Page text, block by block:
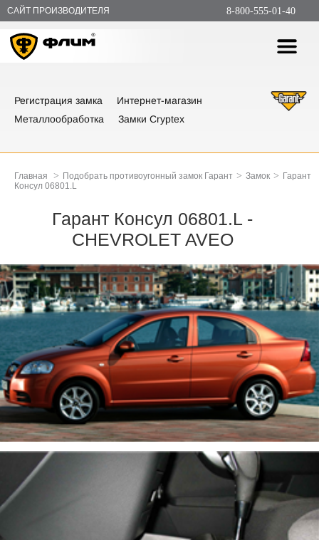
САЙТ ПРОИЗВОДИТЕЛЯ 8-800-555-01-40
Регистрация замка
Интернет-магазин
Металлообработка
Замки Cryptex
Главная > Подобрать противоугонный замок Гарант > Замок > Гарант
Консул 06801.L
Гарант Консул 06801.L -
CHEVROLET AVEO